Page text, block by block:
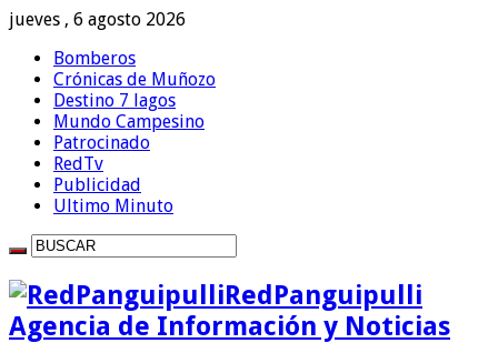
jueves , 6 agosto 2026
Bomberos
Crónicas de Muñozo
Destino 7 lagos
Mundo Campesino
Patrocinado
RedTv
Publicidad
Ultimo Minuto
RedPanguipulli
Agencia de Información y Noticias